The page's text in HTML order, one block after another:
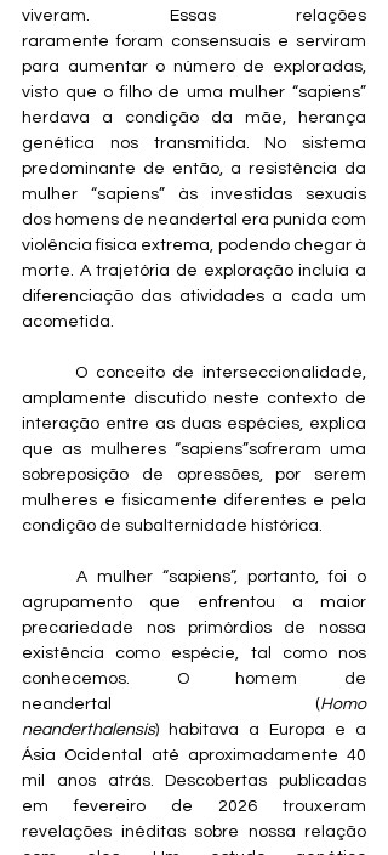
viveram. Essas relações
raramente foram consensuais e serviram
para aumentar o número de exploradas,
visto que o filho de uma mulher “sapiens”
herdava a condição da mãe, herança
genética nos transmitida. No sistema
predominante de então, a resistência da
mulher “sapiens” às investidas sexuais
dos homens de neandertal era punida com
violência física extrema, podendo chegar à
morte. A trajetória de exploração incluía a
diferenciação das atividades a cada um
acometida.
amplamente discutido neste contexto de
interação entre as duas espécies, explica
que as mulheres “sapiens”sofreram uma
sobreposição de opressões, por serem
mulheres e fisicamente diferentes e pela
condição de subalternidade histórica.
agrupamento que enfrentou a maior
precariedade nos primórdios de nossa
existência como espécie, tal como nos
conhecemos. O homem de
neandertal (Homo
neanderthalensis) habitava a Europa e a
Ásia Ocidental até aproximadamente 40
mil anos atrás. Descobertas publicadas
em fevereiro de 2026 trouxeram
revelações inéditas sobre nossa relação